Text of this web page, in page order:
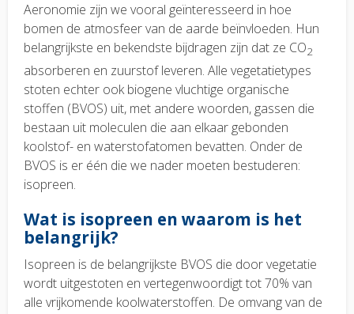
Aeronomie zijn we vooral geïnteresseerd in hoe
bomen de atmosfeer van de aarde beïnvloeden. Hun
belangrijkste en bekendste bijdragen zijn dat ze CO2
absorberen en zuurstof leveren. Alle vegetatietypes
stoten echter ook biogene vluchtige organische
stoffen (BVOS) uit, met andere woorden, gassen die
bestaan uit moleculen die aan elkaar gebonden
koolstof- en waterstofatomen bevatten. Onder de
BVOS is er één die we nader moeten bestuderen:
isopreen.
Wat is isopreen en waarom is het
belangrijk?
Isopreen is de belangrijkste BVOS die door vegetatie
wordt uitgestoten en vertegenwoordigt tot 70% van
alle vrijkomende koolwaterstoffen. De omvang van de